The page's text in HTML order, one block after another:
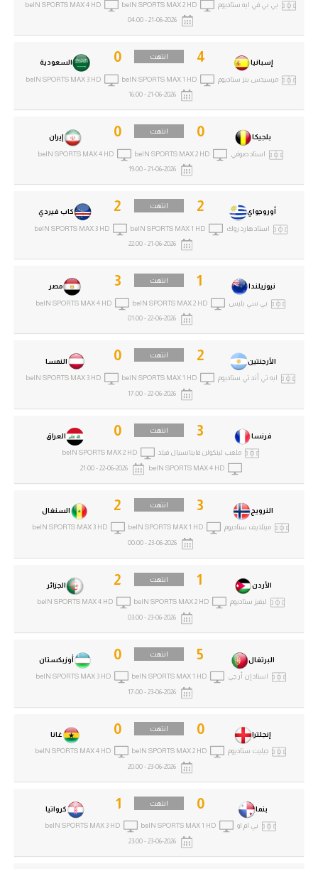
بنما 0 انتهت
كرواتيا 1
بي ام او beIN SPORTS MAX 1 HD
beIN SPORTS MAX 3 HD
23-06-2026 - 23:00
إنجلترا 0 انتهت
غانا 0
جيليت ستاديوم beIN SPORTS MAX 2 HD
beIN SPORTS MAX 4 HD
23-06-2026 - 20:00
البرتغال 5 انتهت
أوزبكستان 0
استاد إن أر جي beIN SPORTS MAX 1 HD
beIN SPORTS MAX 3 HD
23-06-2026 - 17:00
الأردن 1 انتهت
الجزائر 2
ليفيز ستاديوم beIN SPORTS MAX 2 HD
beIN SPORTS MAX 4 HD
23-06-2026 - 03:00
النرويج 3 انتهت
السنغال 2
ميتلايف ستاديوم beIN SPORTS MAX 1 HD
beIN SPORTS MAX 3 HD
23-06-2026 - 00:00
فرنسا 3 انتهت
العراق 0
ملعب لينكولن فاينانسيال فيلد
beIN SPORTS MAX 2 HD
beIN SPORTS MAX 4 HD
22-06-2026 - 21:00
الأرجنتين 2 انتهت
النمسا 0
ايه تي أند تي ستاديوم beIN SPORTS MAX 1 HD
beIN SPORTS MAX 3 HD
22-06-2026 - 17:00
نيوزيلندا 1 انتهت
مصر 3
بي سي بليس beIN SPORTS MAX 2 HD
beIN SPORTS MAX 4 HD
22-06-2026 - 01:00
أوروجواي 2 انتهت
كاب فيردي 2
استاد هارد روك beIN SPORTS MAX 1 HD
beIN SPORTS MAX 3 HD
21-06-2026 - 22:00
بلجيكا 0 انتهت
إيران 0
استاد صوفي beIN SPORTS MAX 2 HD
beIN SPORTS MAX 4 HD
21-06-2026 - 19:00
إسبانيا 4 انتهت
السعودية 0
مرسيدس بنز ستاديوم beIN SPORTS MAX 1 HD
beIN SPORTS MAX 3 HD
21-06-2026 - 16:00
بي بي في ايه ستاديوم beIN SPORTS MAX 2 HD
beIN SPORTS MAX 4 HD
21-06-2026 - 04:00